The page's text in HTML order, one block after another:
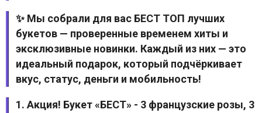
✨ Мы собрали для вас БЕСТ ТОП лучших
букетов — проверенные временем хиты и
эксклюзивные новинки. Каждый из них — это
идеальный подарок, который подчёркивает
вкус, статус, деньги и мобильность!
1. Акция! Букет «БЕСТ» - 3 французские розы, 3